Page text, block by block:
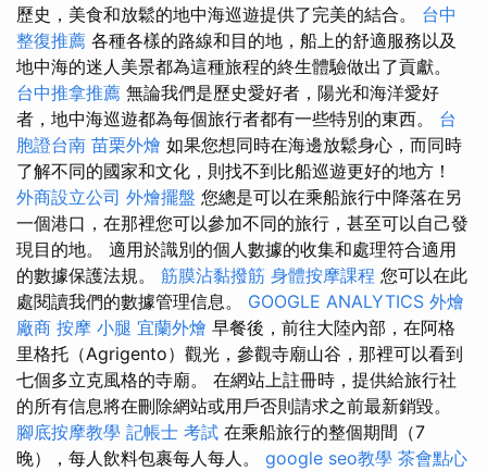
歷史，美食和放鬆的地中海巡遊提供了完美的結合。 台中
整復推薦 各種各樣的路線和目的地，船上的舒適服務以及
地中海的迷人美景都為這種旅程的終生體驗做出了貢獻。
台中推拿推薦 無論我們是歷史愛好者，陽光和海洋愛好
者，地中海巡遊都為每個旅行者都有一些特別的東西。 台
胞證台南 苗栗外燴 如果您想同時在海邊放鬆身心，而同時
了解不同的國家和文化，則找不到比船巡遊更好的地方！
外商設立公司 外燴擺盤 您總是可以在乘船旅行中降落在另
一個港口，在那裡您可以參加不同的旅行，甚至可以自己發
現目的地。 適用於識別的個人數據的收集和處理符合適用
的數據保護法規。 筋膜沾黏撥筋 身體按摩課程 您可以在此
處閱讀我們的數據管理信息。 GOOGLE ANALYTICS 外燴
廠商 按摩 小腿 宜蘭外燴 早餐後，前往大陸內部，在阿格
里格托（Agrigento）觀光，參觀寺廟山谷，那裡可以看到
七個多立克風格的寺廟。 在網站上註冊時，提供給旅行社
的所有信息將在刪除網站或用戶否則請求之前最新銷毀。
腳底按摩教學 記帳士 考試 在乘船旅行的整個期間（7
晚），每人飲料包裹每人每人。 google seo教學 茶會點心